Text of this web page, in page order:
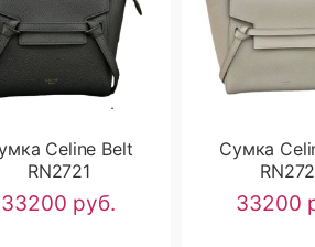
Celine Belt
RN2721
33200 руб.
Сумка
33200